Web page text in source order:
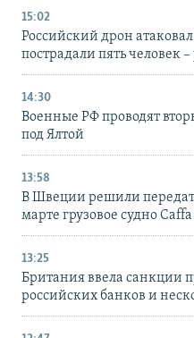
15:02
Российский дрон
пострадали пять человек
14:30
Военные РФ проводят
под Ялтой
13:58
В Швеции решили
марте грузовое судно
13:25
Британия ввела санкции
российских банков и